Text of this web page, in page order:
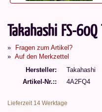
Takahashi FS-
Fragen zum Artikel?
Auf den Merkzettel
Hersteller
Takahashi
Artikel-Nr.:
4A2FQ4
Lieferzeit 14 Werktage